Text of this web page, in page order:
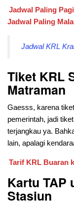
Jadwal Paling
Jadwal Paling
Jadwal KRL
Tiket KRL
Matraman
Gaesss, karena
pemerintah, jadi
terjangkau ya.
lain, apalagi
Tarif KRL Buaran
Kartu TAP
Stasiun